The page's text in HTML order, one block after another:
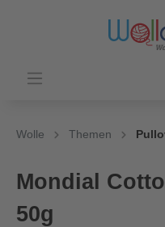
Wolle Themen
Mondial
50g